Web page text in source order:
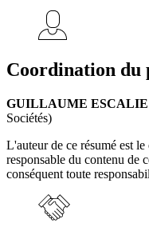
Coordination du
GUILLAUME ESCALIE
Sociétés)
L'auteur de ce résumé est
responsable du contenu de
conséquent toute